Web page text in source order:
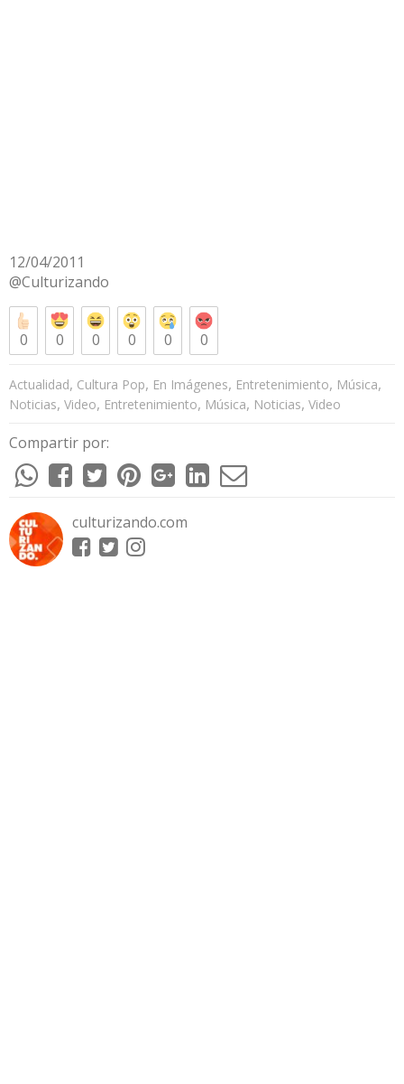
12/04/2011
@Culturizando
0 0 0 0 0 0
Actualidad, Cultura Pop, En Imágenes, Entretenimiento, Música,
Noticias, Video, Entretenimiento, Música, Noticias, Video
Compartir por:
culturizando.com